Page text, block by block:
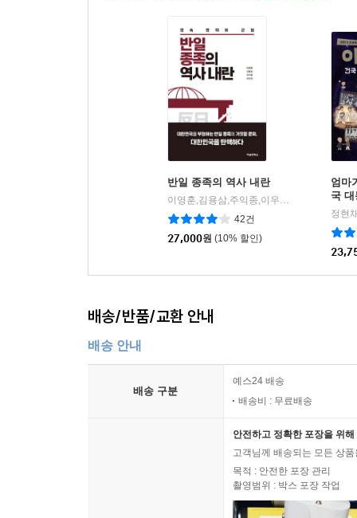
반일 종족의 역사 내란
이영훈,김용삼,주익종,이우연 저
이승만북스
42건
27,000원 (10% 할인)
엄마
국
정현
배송/반품/교환 안내
배송 안내
배송 구분
예스24 배송
배송비 : 무료배송
안전하고 정확한 포장을 위
고객님께 배송되는 모든 상
목적 : 안전한 포장 관리
촬영범위 : 박스 포장 작업